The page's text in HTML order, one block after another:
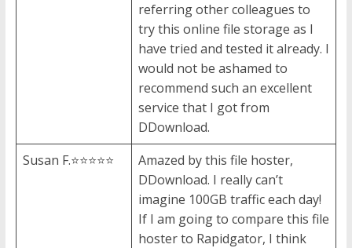
referring other colleagues to
try this online file storage as I
have tried and tested it already. I
would not be ashamed to
recommend such an excellent
service that I got from
DDownload.
Susan F.⭐⭐⭐⭐⭐
Amazed by this file hoster,
DDownload. I really can’t
imagine 100GB traffic each day!
If I am going to compare this file
hoster to Rapidgator, I think